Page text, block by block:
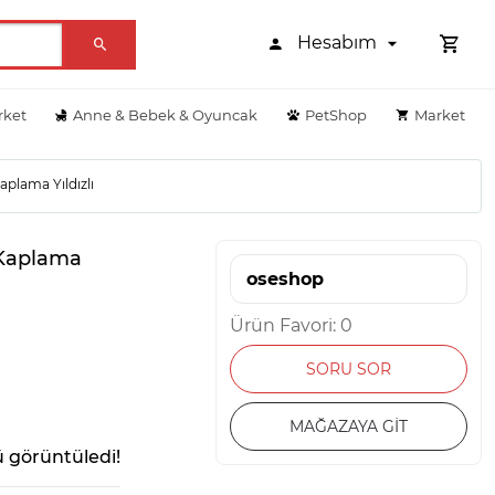
Hesabım
Anne & Bebek & Oyuncak PetShop Market
Yıldızlı
oseshop
Ürün Favori: 0
SORU SOR
MAĞAZAYA GİT
görüntüledi!